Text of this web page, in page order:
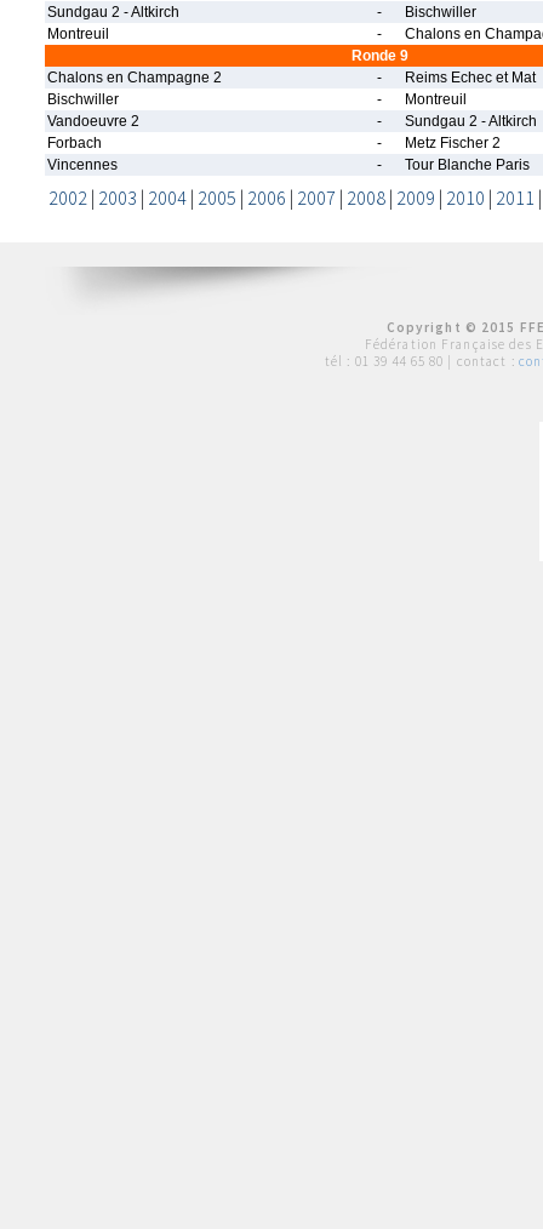
Sundgau 2 - Altkirch
-
Bischwiller
Montreuil
-
Chalons en
Ronde 9
Chalons en Champagne 2
-
Reims Echec et Mat
Bischwiller
-
Montreuil
Vandoeuvre 2
-
Sundgau 2 - Altkirch
Forbach
-
Metz Fischer 2
Vincennes
- Tour Blanche Paris
2002| 2003 | 2004| 2005 | 2006 | 2007 | 2008| 2009 | 2010 | 2011
Copyright © 2015
Fédération Française des
tél : 01 39 44 65 80 | contact :